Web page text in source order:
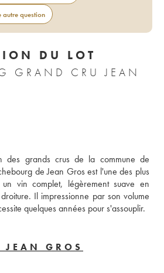
autre question
DU LOT
GRAND CRU JEAN
des grands crus de la commune de
de Jean Gros est l'une des plus
un vin complet, légèrement suave en
Il impressionne par son volume
quelques années pour s'assouplir.
GROS